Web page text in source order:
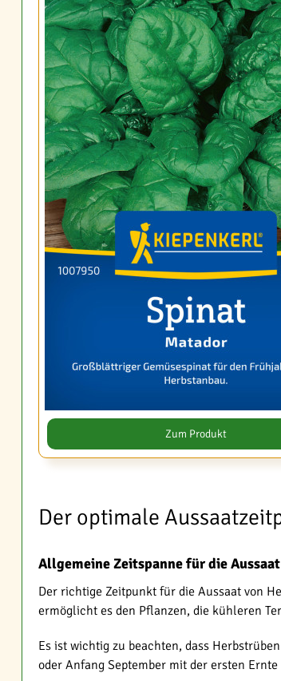
Zum Produkt
Der optimale
Allgemeine Zeitspanne für die Aussaat
Der richtige Zeitpunkt für die Aussaat von
ermöglicht es den Pflanzen, die kühleren
Es ist wichtig zu beachten, dass
oder Anfang September mit der ersten